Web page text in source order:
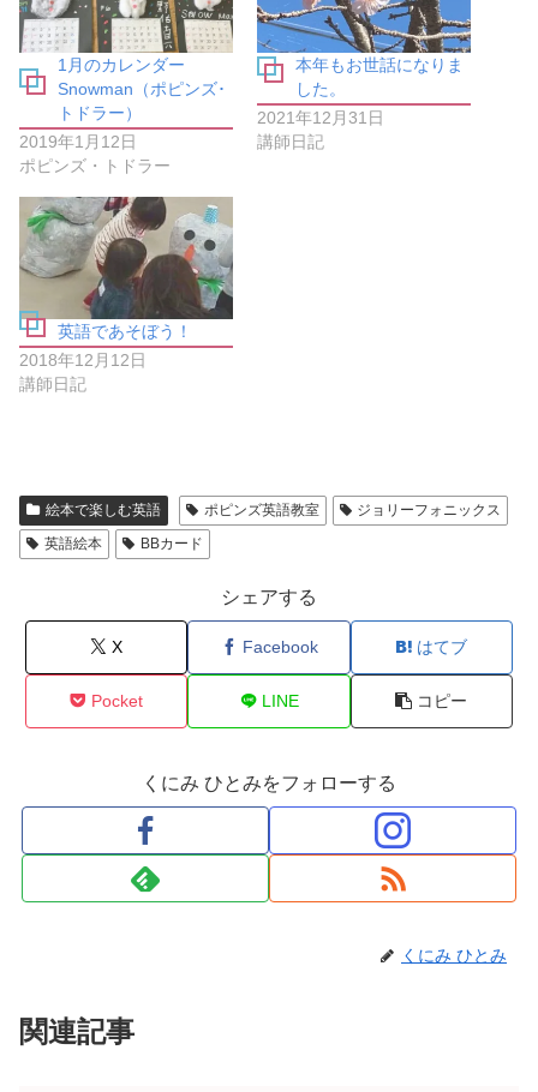
す
る
に
は
ク
リ
ッ
ク
し
て
く
さ
い
(
新
し
い
ン
ド
ウ
で
開
き
e
r
で
共
有
(
新
し
い
ウ
ィ
ン
ド
ウ
で
開
き
ま
す
1月のカレンダー
Snowman（ポピンズ･
トドラー）
2019年1月12日
ポピンズ・トドラー
本年もお世話になりま
した。
2021年12月31日
講師日記
英語であそぼう！
2018年12月12日
講師日記
絵本で楽しむ英語 ポピンズ英語教室
ジョリーフォニックス
英語絵本
BBカード
シェアする
X Facebook はてブ
Pocket LINE コピー
くにみ ひとみをフォローする
くにみ ひとみ
関連記事